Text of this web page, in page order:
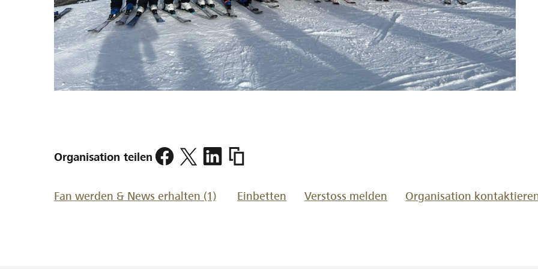
Organisation teilen
https://www.lokalhelden.ch/ski-
club-
Fan werden & News erhalten (1) Einbetten Verstoss melden Organisation